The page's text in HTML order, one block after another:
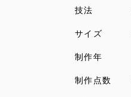
技法
サイズ
制作年
制作点数